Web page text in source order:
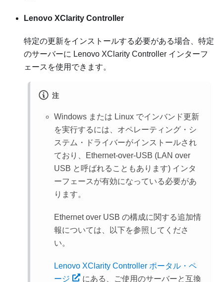
Lenovo XClarity Controller
特定の更新をインストールする必要がある場合、特定
のサーバーに Lenovo XClarity Controller インターフ
ェースを使用できます。
注
Windows または Linux でインバンド更新
を実行するには、オペレーティング・シ
ステム・ドライバーがインストールされ
ており、Ethernet-over-USB (LAN over
USB と呼ばれることもあります) インタ
ーフェースが有効になっている必要があ
ります。
Ethernet over USB の構成に関する追加情
報については、以下を参照してくださ
い。
Lenovo XClarity Controller ポータル・ペ
ージ
にある、ご使用のサーバーと互換